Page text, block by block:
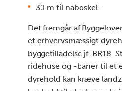
30 m til naboskel.
Det fremgår af
et erhvervsmæssigt
byggetilladelse jf. BR18.
ridehuse og -baner til et
dyrehold kan kræve